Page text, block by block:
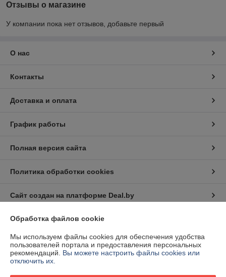
Отзывы о магазине
У компании пока нет отзывов, добавьте первый
О нас
Контакты
Доставка и оплата
График работы
Полная версия сайта
Политика обработки cookies
Сайт создан на платформе Deal.by
Юридическое лицо:Частное торговое унитарное предприятие
"СоюзЭлектроСтрой"
220073, г. Минск, ул. Гусовского, 2А к.1-1
Регистрационный номер ЕГР: 191036220
Обработка файлов cookie
Мы используем файлы cookies для обеспечения удобства
пользователей портала и предоставления персональных
рекомендаций. Вы можете настроить файлы cookies или
отключить их.